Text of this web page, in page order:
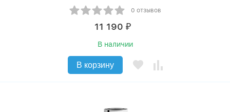
0 отзывов
11 190 ₽
В наличии
В корзину